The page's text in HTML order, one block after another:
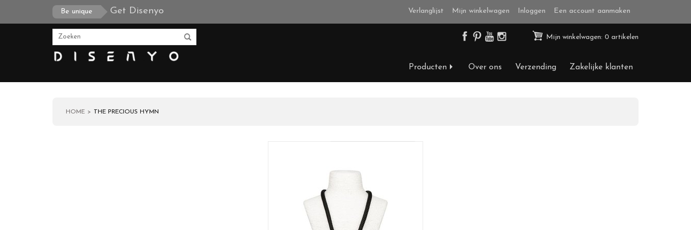
Be unique Get Disenyo Verlanglijst Mijn winkelwagen Inloggen Een account aanmaken
Mijn winkelwagen: 0 artikelen
Producten Over ons Verzending Zakelijke klanten
HOME THE PRECIOUS HYMN